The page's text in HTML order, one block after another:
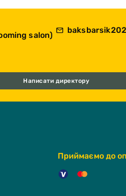
salon)
Написати директору
Приймаємо до